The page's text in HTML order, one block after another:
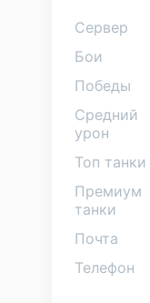
Сервер
Бои
Победы
Средний
урон
Топ танки
Премиум
танки
Почта
Телефон